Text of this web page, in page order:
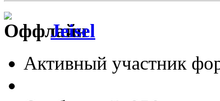
Jeisel
Активный участник